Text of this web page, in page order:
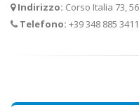
Indirizzo: Corso Italia 73,
Telefono: +39 348 885 3411